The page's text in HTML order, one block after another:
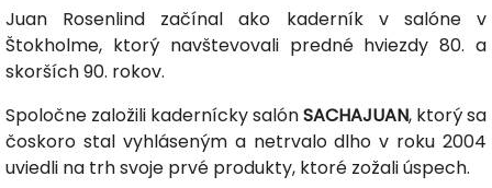
Juan Rosenlind začínal ako kaderník v salóne v
Štokholme, ktorý navštevovali predné hviezdy 80. a
skorších 90. rokov.
Spoločne založili kadernícky salónSACHAJUAN, ktorý sa
čoskoro stal vyhláseným a netrvalo dlho v roku 2004
uviedli na trh svoje prvé produkty, ktoré zožali úspech.